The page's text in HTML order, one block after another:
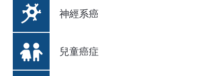
神經系癌
兒童癌症